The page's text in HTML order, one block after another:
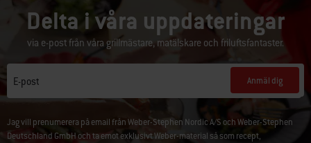
Delta i våra uppdateringar
via e-post från våra grillmästare, matälskare och friluftsfantaster.
E-post Anmäl dig
Jag vill prenumerera på email från Weber-Stephen Nordic A/S och Weber-Stephen
Deutschland GmbH och ta emot exklusivt Weber-material så som recept,